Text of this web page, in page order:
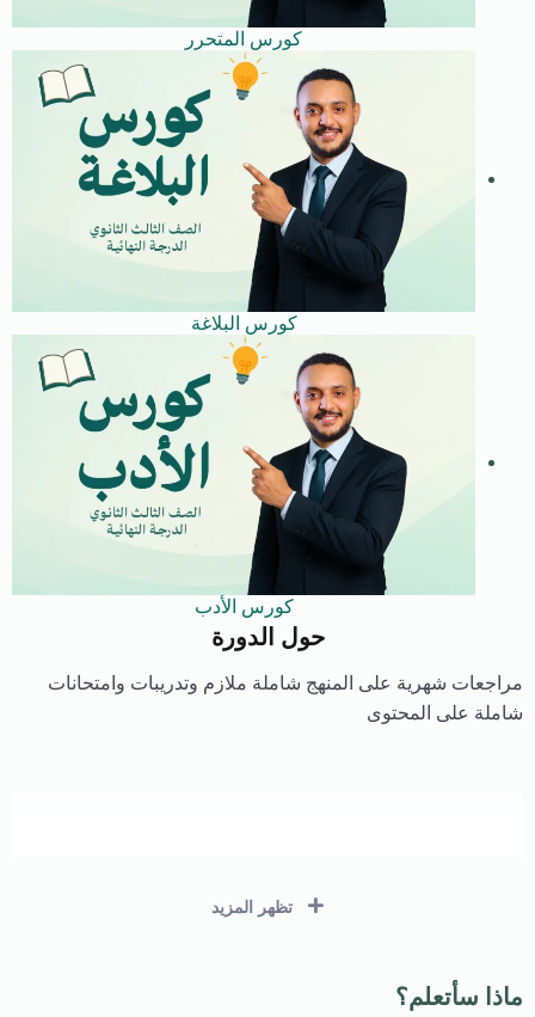
كورس المتحرر
كورس البلاغة
كورس الأدب
حول الدورة
مراجعات شهرية على المنهج شاملة ملازم وتدريبات وامتحانات
شاملة على المحتوى
تظهر المزيد
ماذا سأتعلم؟